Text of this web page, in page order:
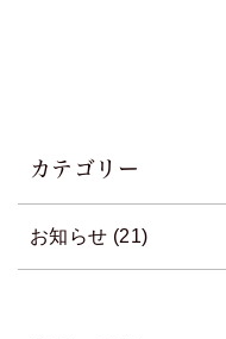
カテゴリー
お知らせ (21)